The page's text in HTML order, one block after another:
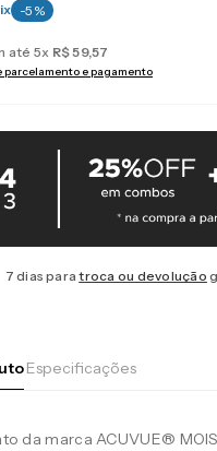
-5 %
até 5x R$59,57
parcelamento e pagamento
7 dias paratroca ou devolução
Especificações
da marca ACUVUE®